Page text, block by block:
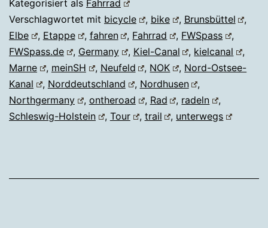
Kategorisiert als Fahrrad
Verschlagwortet mit bicycle , bike , Brunsbüttel
,
Elbe
, Etappe , fahren , Fahrrad , FWSpass
,
FWSpass.de
, Germany , Kiel-Canal , kielcanal
,
Marne
, meinSH , Neufeld , NOK , Nord-Ostsee-
Kanal
, Norddeutschland , Nordhusen
,
Northgermany
, ontheroad , Rad , radeln
,
Schleswig-Holstein
, Tour , trail , unterwegs